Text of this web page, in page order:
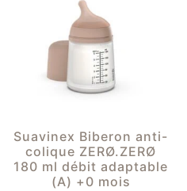
Suavinex Biberon anti-
colique ZERØ.ZERØ
180 ml débit adaptable
(A) +0 mois